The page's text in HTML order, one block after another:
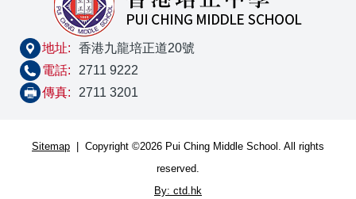
地址:
香港九龍培正道20號
電話:
2711 9222
傳真:
2711 3201
Sitemap | Copyright ©2026 Pui Ching Middle School. All rights
reserved.
By: ctd.hk